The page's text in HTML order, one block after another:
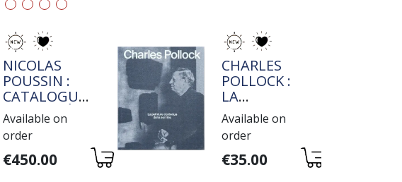
TITRE
NICOLAS
POUSSIN :
CATALOGUE
RAISONNÉ
DE L'OEUVRE
PEINT
Available on
order
Variations
€450.00
TITRE
CHARLES
POLLOCK :
LA
PEINTURE
CONTENUE
DANS SON
LIEU
Available on
order
Variations
€35.00